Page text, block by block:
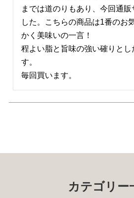
までは道のりもあり、今回通販
した。こちらの商品は1番のお
かく美味いの一言！
程よい脂と旨味の強い確りと
す。
毎回買います。
カテゴリー